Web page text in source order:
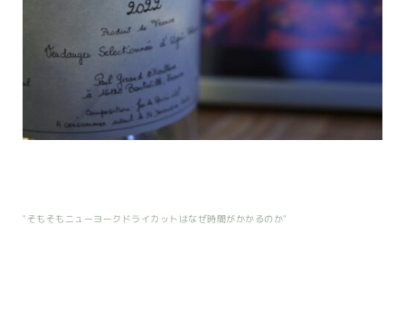
"そもそもニューヨークドライカットはなぜ時間がかかるのか"